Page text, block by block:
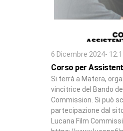
6 Dicembre 2024-
Corso per
Si terrà a Matera,
vincitrice del Bando
Commission. Si può
partecipazione dal
Lucana Film